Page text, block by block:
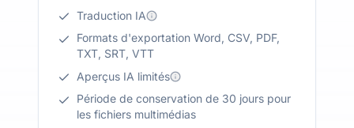
Traduction IA
Formats d'exportation Word, CSV, PDF,
TXT, SRT, VTT
Aperçus IA limités
Période de conservation de 30 jours pour
les fichiers multimédias